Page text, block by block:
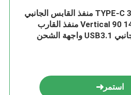
3.1 TYPE-C منفذ القابس الجانبي
Vertical 90 14P منفذ القارب
الجانبي USB3.1 واجهة الشحن
استمر